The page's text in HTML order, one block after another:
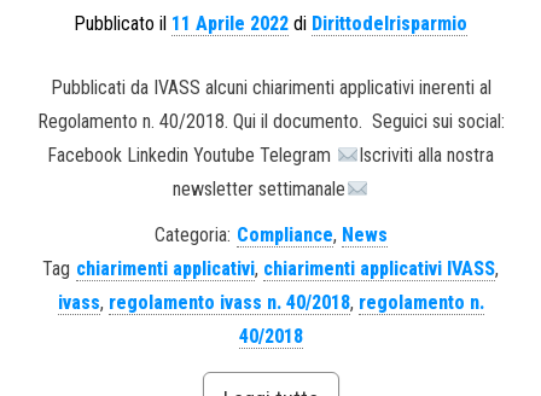
Pubblicato il 11 Aprile 2022 di Dirittodelrisparmio
Pubblicati da IVASS alcuni chiarimenti applicativi inerenti al
Regolamento n. 40/2018. Qui il documento. Seguici sui social:
Facebook Linkedin Youtube Telegram
Iscriviti alla nostra
newsletter settimanale
Categoria: Compliance, News
Tag chiarimenti applicativi, chiarimenti applicativi IVASS,
ivass, regolamento ivass n. 40/2018, regolamento n.
40/2018